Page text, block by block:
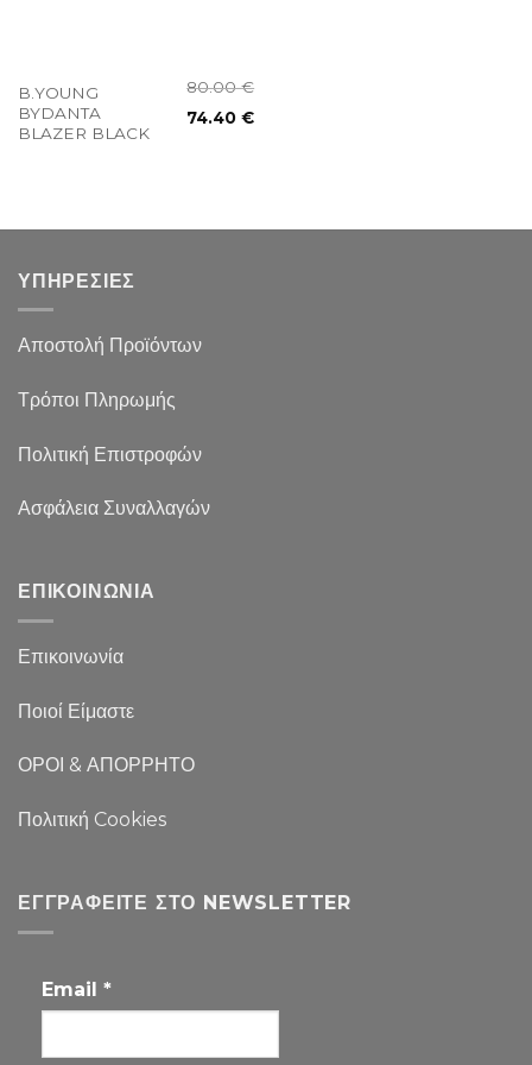
B.YOUNG
BYDANTA
BLAZER BLACK
80.00€
74.40€
ΥΠΗΡΕΣΙΕΣ
Αποστολή Προϊόντων
Τρόποι Πληρωμής
Πολιτική Επιστροφών
Ασφάλεια Συναλλαγών
ΕΠΙΚΟΙΝΩΝΙΑ
Επικοινωνία
Ποιοί Είμαστε
ΟΡΟΙ & ΑΠΟΡΡΗΤΟ
Πολιτική Cookies
ΕΓΓΡΑΦΕΊΤΕ ΣΤΟ NEWSLETTER
Email *